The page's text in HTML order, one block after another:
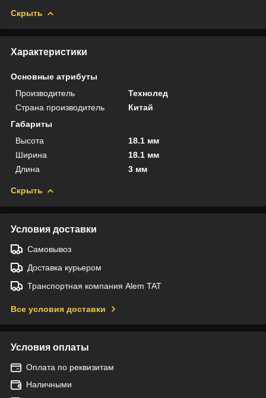
Скрыть
Характеристики
Основные атрибуты
Производитель
Технолед
Страна производитель
Китай
Габариты
Высота
18.1 мм
Ширина
18.1 мм
Длина
3 мм
Скрыть
Условия доставки
Самовывоз
Доставка курьером
Транспортная компания Alem TAT
Все условия доставки
Условия оплаты
Оплата по реквизитам
Наличными